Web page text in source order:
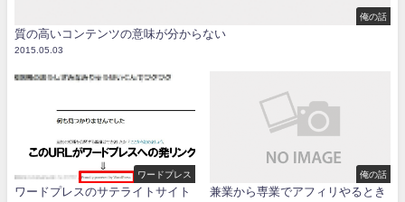
俺の話
質の高いコンテンツの意味が分からない
2015.05.03
ワードプレス
ワードプレスのサテライトサイト
俺の話
兼業から専業でアフィリやるとき